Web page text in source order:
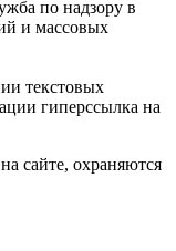
по надзору в
и массовых
текстовых
гиперссылка на
сайте, охраняются